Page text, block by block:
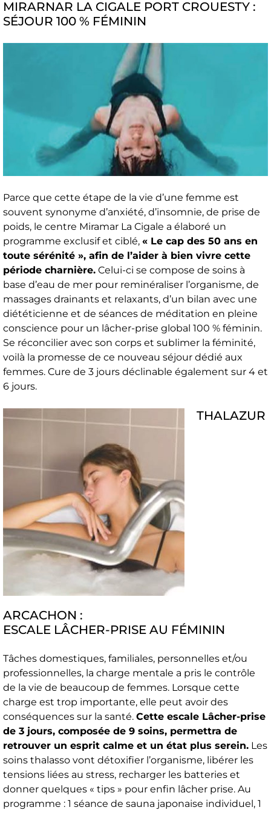
MIRARNAR LA CIGALE PORT CROUESTY :
SÉJOUR 100 % FÉMININ
Parce que cette étape de la vie d’une femme est
souvent synonyme d’anxiété, d’insomnie, de prise de
poids, le centre Miramar La Cigale a élaboré un
programme exclusif et ciblé, « Le cap des 50 ans en
toute sérénité », afin de l’aider à bien vivre cette
période charnière. Celui-ci se compose de soins à
base d’eau de mer pour reminéraliser l’organisme, de
massages drainants et relaxants, d’un bilan avec une
diététicienne et de séances de méditation en pleine
conscience pour un lâcher-prise global 100 % féminin.
Se réconcilier avec son corps et sublimer la féminité,
voilà la promesse de ce nouveau séjour dédié aux
femmes. Cure de 3 jours déclinable également sur 4 et
6 jours.
THALAZUR
ARCACHON :
ESCALE LÂCHER-PRISE AU FÉMININ
Tâches domestiques, familiales, personnelles et/ou
professionnelles, la charge mentale a pris le contrôle
de la vie de beaucoup de femmes. Lorsque cette
charge est trop importante, elle peut avoir des
conséquences sur la santé. Cette escale Lâcher-prise
de 3 jours, composée de 9 soins, permettra de
retrouver un esprit calme et un état plus serein. Les
soins thalasso vont détoxifier l’organisme, libérer les
tensions liées au stress, recharger les batteries et
donner quelques « tips » pour enfin lâcher prise. Au
programme : 1 séance de sauna japonaise individuel, 1